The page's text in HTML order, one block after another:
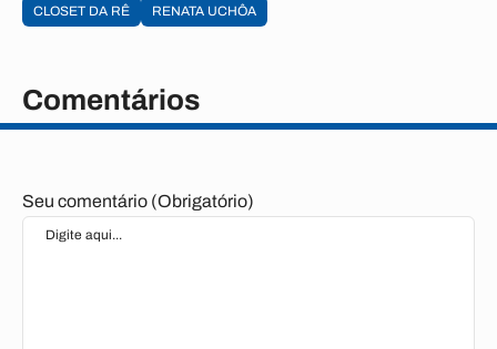
CLOSET DA RÊ RENATA UCHÔA
Comentários
Seu comentário (Obrigatório)